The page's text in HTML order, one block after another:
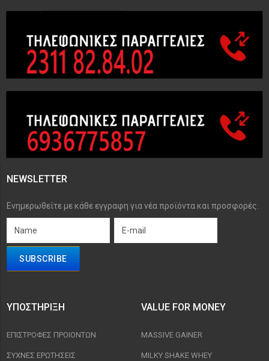
NEWSLETTER
Ενημερωθείτε με κάθε εγγραφη για νέα προϊόντα και προσφορές.
ΥΠΟΣΤΉΡΙΞΗ
ΕΠΙΣΤΡΟΦΈΣ ΠΡΟΙΟΝΤΩΝ
ΣΥΧΝΈΣ ΕΡΩΤΉΣΕΙΣ
VALUE FOR MONEY
MASSIVE GAINER
MILKY SHAKE WHEY